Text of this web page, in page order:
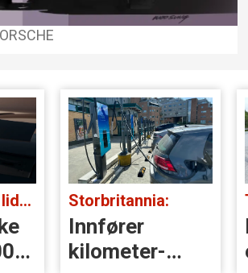
Volvo dropper lidar for godt: Storbritannia:
Innfører
kilometer­